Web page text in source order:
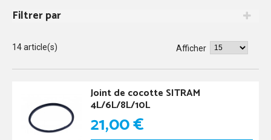
Filtrer par
14 article(s) Afficher
Joint de cocotte SITRAM
4L/6L/8L/10L
21,00 €